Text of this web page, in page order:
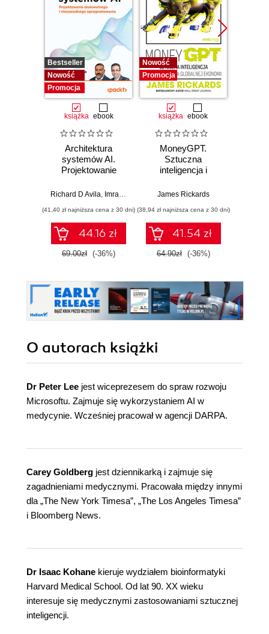
Bestseller
Nowość
Promocja
książka ebook
Architektura
systemów AI.
Projektowanie
niezawodnego
Richard D Avila Imran Ahmad
(41,40 zł najniższa cena z 30 dni)
44.16 zł
69.00zł (-36%)
Nowość
Promocja
książka ebook
MoneyGPT.
Sztuczna
inteligencja i
globalnej ekonomii
James Rickards
(38,94 zł najniższa cena z 30 dni)
41.54 zł
64.90zł (-36%)
O autorach książki
Dr Peter Lee jest wiceprezesem do spraw rozwoju
Microsoftu. Zajmuje się wykorzystaniem AI w
medycynie. Wcześniej pracował w agencji DARPA.
Carey Goldberg jest dziennikarką i zajmuje się
zagadnieniami medycznymi. Pracowała między innymi
dla „The New York Timesa”, „The Los Angeles Timesa”
i Bloomberg News.
Dr Isaac Kohane kieruje wydziałem bioinformatyki
Harvard Medical School. Od lat 90. XX wieku
interesuje się medycznymi zastosowaniami sztucznej
inteligencji.